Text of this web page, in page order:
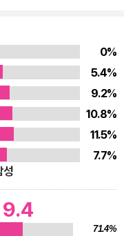
수 있는 길이 열리는 것
안내서가 바로 이 책이
기억해야 할 것은 3단계
무엇인지 알아두는 일
하는 일이다. 그다음 3
한 흙을 만들고 비료를
이뤄진다고 해도 과언
는 일이 가장 먼저다.
, 대개 작물은 미산성에
0%
5.4%
9.2%
10.8%
11.5%
7.7%
성
9.4
71.4%